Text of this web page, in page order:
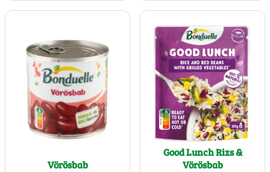
Vörösbab
Good Lunch Rizs &
Vörösbab